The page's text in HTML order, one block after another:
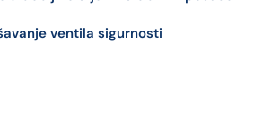
ventila sigurnosti